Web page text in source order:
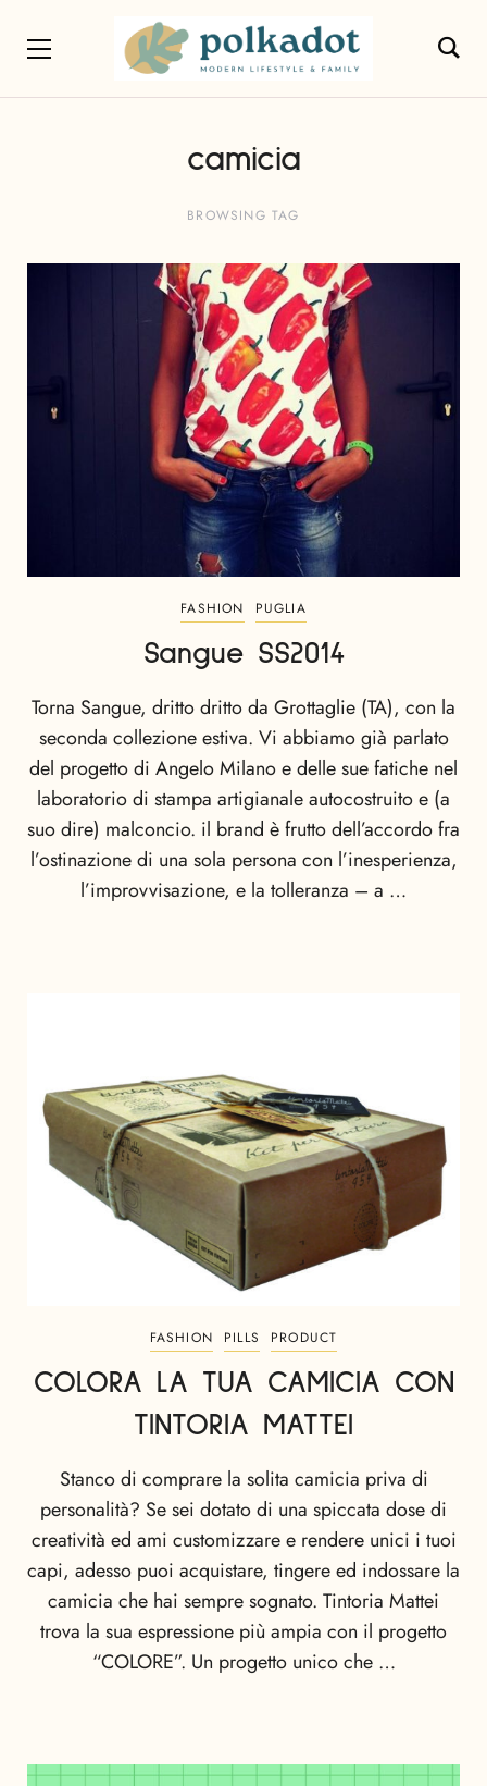
camicia
BROWSING TAG
FASHION PUGLIA
Sangue SS2014
Torna Sangue, dritto dritto da Grottaglie (TA), con la
seconda collezione estiva. Vi abbiamo già parlato
del progetto di Angelo Milano e delle sue fatiche nel
laboratorio di stampa artigianale autocostruito e (a
suo dire) malconcio. il brand è frutto dell’accordo fra
l’ostinazione di una sola persona con l’inesperienza,
l’improvvisazione, e la tolleranza – a …
FASHION PILLS PRODUCT
COLORA LA TUA CAMICIA CON
TINTORIA MATTEI
Stanco di comprare la solita camicia priva di
personalità? Se sei dotato di una spiccata dose di
creatività ed ami customizzare e rendere unici i tuoi
capi, adesso puoi acquistare, tingere ed indossare la
camicia che hai sempre sognato. Tintoria Mattei
trova la sua espressione più ampia con il progetto
“COLORE”. Un progetto unico che …